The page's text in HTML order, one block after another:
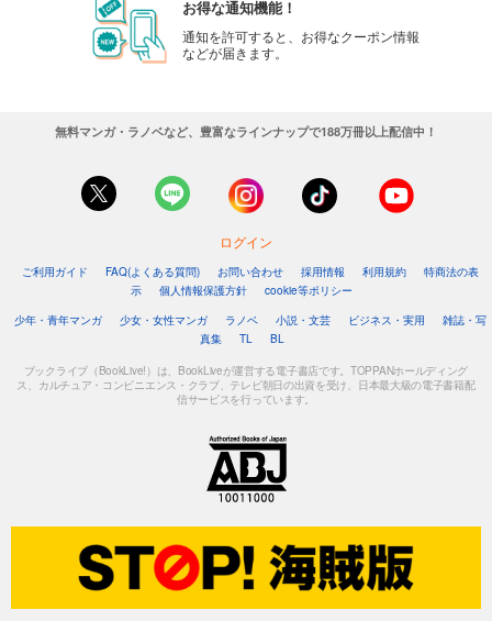
お得な通知機能！
通知を許可すると、お得なクーポン情報
などが届きます。
無料マンガ・ラノベなど、豊富なラインナップで188万冊以上配信中！
ログイン
ご利用ガイド FAQ(よくある質問) お問い合わせ 採用情報 利用規約
特商法の表
示
個人情報保護方針
cookie等ポリシー
少年・青年マンガ
少女・女性マンガ ラノベ 小説・文芸 ビジネス・実用
雑誌・写
真集
TL BL
ブックライブ（BookLive!）は、BookLiveが運営する電子書店です。TOPPANホールディング
ス、カルチュア・コンビニエンス・クラブ、テレビ朝日の出資を受け、日本最大級の電子書籍配
信サービスを行っています。